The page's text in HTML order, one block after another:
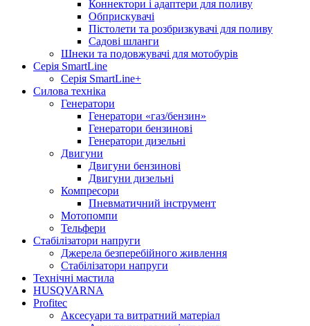
Коннектори і адаптери для поливу
Обприскувачі
Пістолети та розбризкувачі для поливу
Садові шланги
Шнеки та подовжувачі для мотобурів
Серія SmartLine
Серія SmartLine+
Силова техніка
Генератори
Генератори «газ/бензин»
Генератори бензинові
Генератори дизельні
Двигуни
Двигуни бензинові
Двигуни дизельні
Компресори
Пневматичний інструмент
Мотопомпи
Тельфери
Стабілізатори напруги
Джерела безперебійного живлення
Стабілізатори напруги
Технічні мастила
HUSQVARNA
Profitec
Аксесуари та витратний матеріал